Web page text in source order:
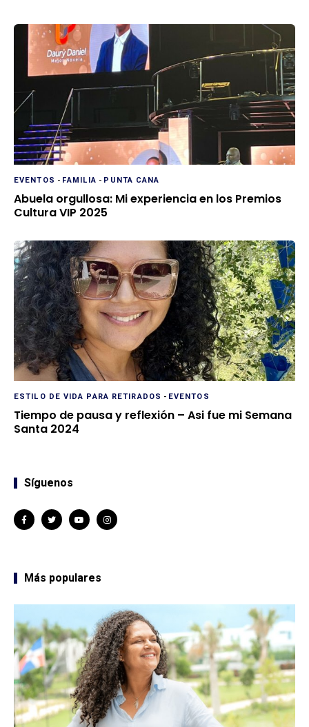
EVENTOS - FAMILIA - PUNTA CANA
Abuela orgullosa: Mi experiencia en los Premios
Cultura VIP 2025
ESTILO DE VIDA PARA RETIRADOS - EVENTOS
Tiempo de pausa y reflexión – Asi fue mi Semana
Santa 2024
Síguenos
Más populares